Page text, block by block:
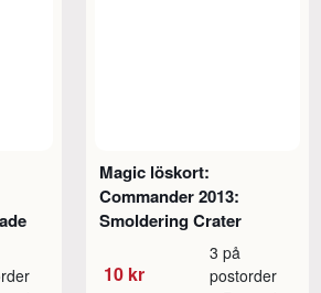
Magic löskort:
Commander 2013:
Smoldering Crater
10 kr
3 på
postorder